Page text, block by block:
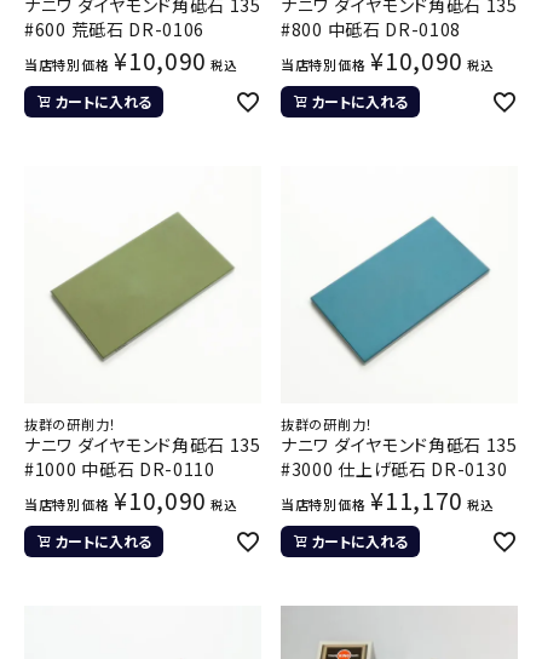
ナニワ ダイヤモンド角砥石 135
#600 荒砥石 DR-0106
当店特別価格 ¥10,090 税込
カートに入れる
ナニワ ダイヤモンド角砥石 135
#800 中砥石 DR-0108
当店特別価格 ¥10,090 税込
カートに入れる
抜群の研削力！
ナニワ ダイヤモンド角砥石 135
#1000 中砥石 DR-0110
当店特別価格 ¥10,090 税込
カートに入れる
抜群の研削力！
ナニワ ダイヤモンド角砥石 135
#3000 仕上げ砥石 DR-0130
当店特別価格 ¥11,170 税込
カートに入れる